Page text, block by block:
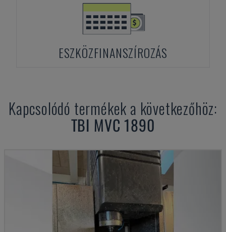
ESZKÖZFINANSZÍROZÁS
Kapcsolódó termékek a következőhöz:
TBI MVC 1890